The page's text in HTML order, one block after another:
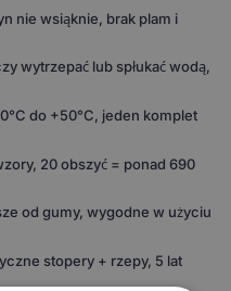
nie wsiąknie, brak plam i
wytrzepać lub spłukać wodą,
do +50°C, jeden komplet
20 obszyć = ponad 690
od gumy, wygodne w użyciu
stopery + rzepy, 5 lat